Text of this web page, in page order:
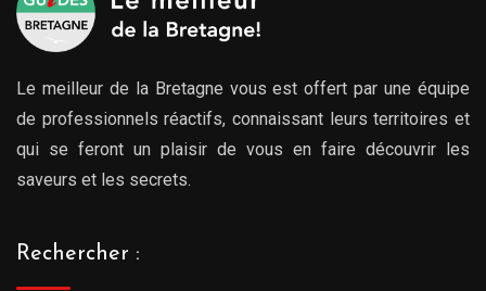
Le meilleur de la Bretagne vous est offert par une équipe
de professionnels réactifs, connaissant leurs territoires et
qui se feront un plaisir de vous en faire découvrir les
saveurs et les secrets.
Rechercher :